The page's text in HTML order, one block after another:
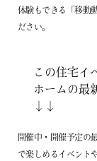
体験もできる「移動
ださい。
この住宅イ
ホームの最
↓↓
開催中・開催予定の
で楽しめるイベント